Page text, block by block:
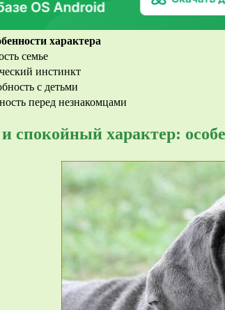
характера
семье
инстинкт
с детьми
перед незнакомцами
спокойный характер: